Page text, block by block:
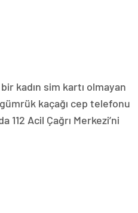
kadın sim kartı olmayan
kaçağı cep telefonu
112 Acil Çağrı Merkezi’ni